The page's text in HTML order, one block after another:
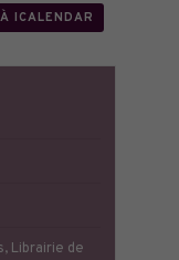
ICALENDAR
, Librairie de